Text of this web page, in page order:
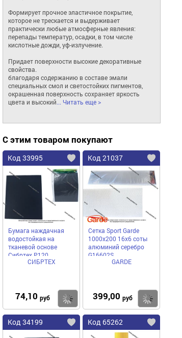
Формирует прочное эластичное покрытие,
которое не трескается и выдерживает
практически любые атмосферные явления:
перепады температур, осадки, в том числе
кислотные дожди, уф-излучение.
Придает поверхности высокие декоративные
свойства.
благодаря содержанию в составе эмали
специальных смол и светостойких пигментов,
окрашенная поверхность сохраняет яркость
цвета и высокий... Читать еще >
С этим товаром покупают
Код 33995
Бумага наждачная
водостойкая на
тканевой основе
Сибртех P120
230х280мм 756457
СИБРТЕХ
74,10 руб Купить
Код 21037
Сетка Sport Garde
1000х200 16х6 соты
алюминий серебро
G16602S
GARDE
399,00 руб
Код 34199 Код 65262